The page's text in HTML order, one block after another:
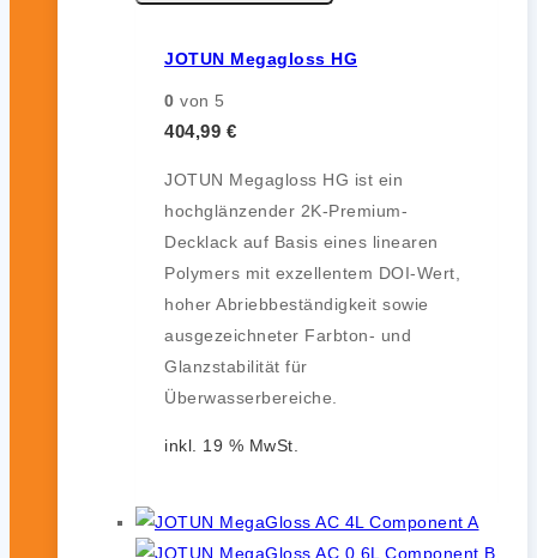
JOTUN Megagloss HG
0 von 5
404,99 €
JOTUN Megagloss HG ist ein
hochglänzender 2K-Premium-
Decklack auf Basis eines linearen
Polymers mit exzellentem DOI-Wert,
hoher Abriebbeständigkeit sowie
ausgezeichneter Farbton- und
Glanzstabilität für
Überwasserbereiche.
inkl. 19 % MwSt.